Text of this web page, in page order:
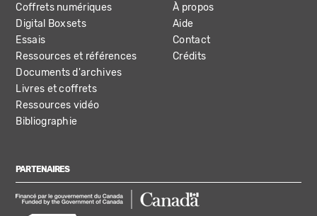
Coffrets numériques
Digital Boxsets
Essais
Ressources et références
Documents d'archives
Livres et coffrets
Ressources vidéo
Bibliographie
À propos
Aide
Contact
Crédits
PARTENAIRES